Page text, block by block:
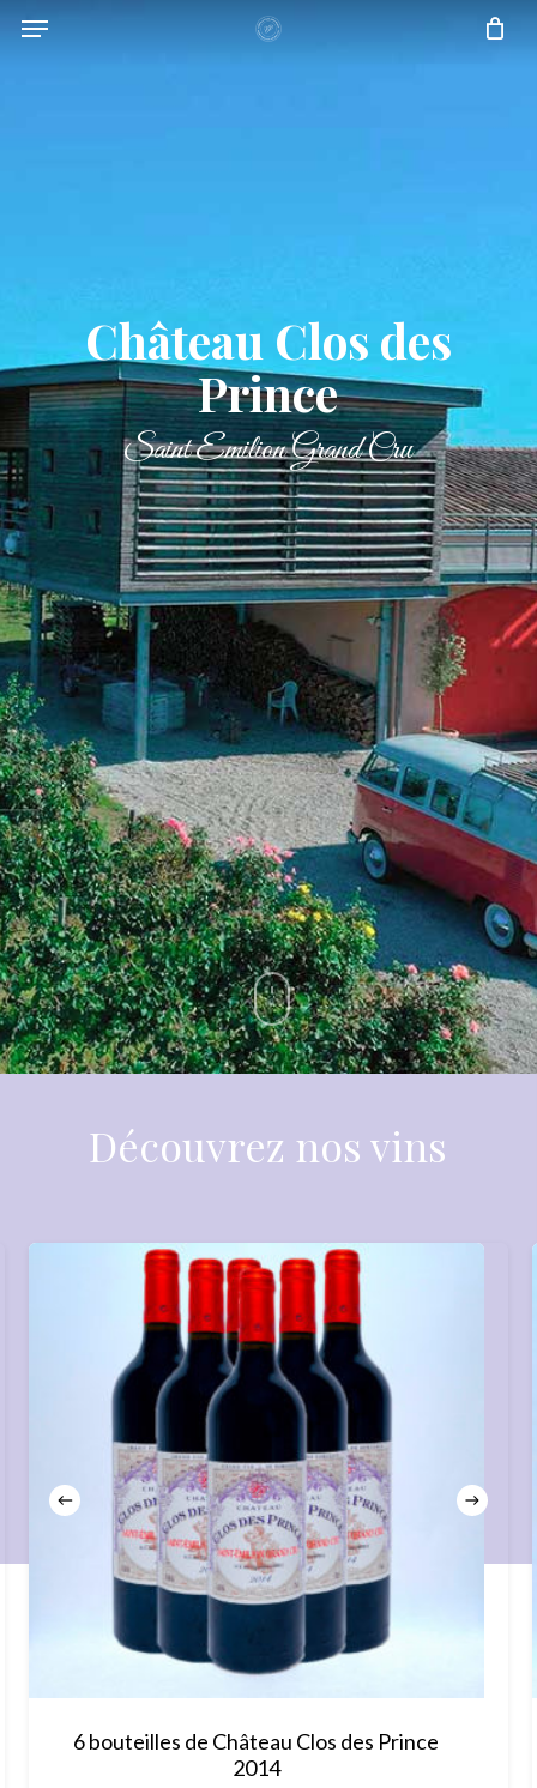
SkipMenu
Château Clos des
Prince
Saint Emilion Grand Cru
Découvrez nos vins
6 bouteilles de Château Clos des Prince
2014